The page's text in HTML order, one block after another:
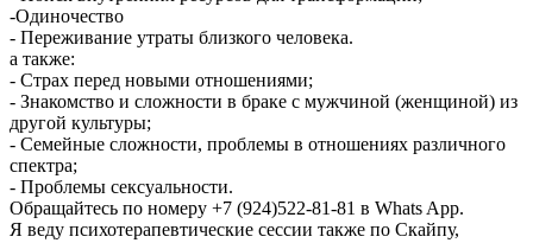
-Одиночество
- Переживание утраты близкого человека.
а также:
- Страх перед новыми отношениями;
- Знакомство и сложности в браке с мужчиной (женщиной) из
другой культуры;
- Семейные сложности, проблемы в отношениях различного
спектра;
- Проблемы сексуальности.
Обращайтесь по номеру +7 (924)522-81-81 в Whats App.
Я веду психотерапевтические сессии также по Скайпу,